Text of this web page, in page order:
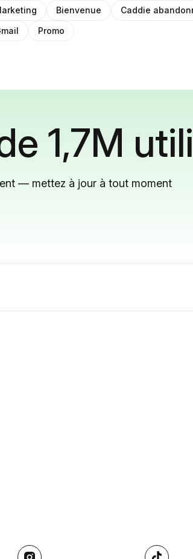
Bienvenue Caddie
Promo
1,7M
— mettez à jour à tout moment